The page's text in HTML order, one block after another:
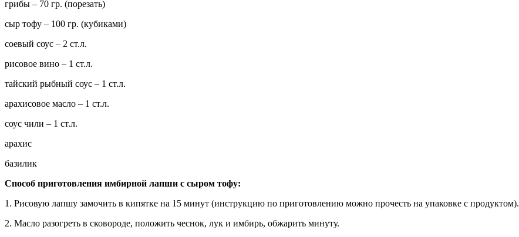
грибы – 70 гр. (порезать)
сыр тофу – 100 гр. (кубиками)
соевый соус – 2 ст.л.
рисовое вино – 1 ст.л.
тайский рыбный соус – 1 ст.л.
арахисовое масло – 1 ст.л.
соус чили – 1 ст.л.
арахис
базилик
Способ приготовления имбирной лапши с сыром тофу:
1. Рисовую лапшу замочить в кипятке на 15 минут (инструкцию по приготовлению можно прочесть на упаковке с продуктом).
2. Масло разогреть в сковороде, положить чеснок, лук и имбирь, обжарить минуту.